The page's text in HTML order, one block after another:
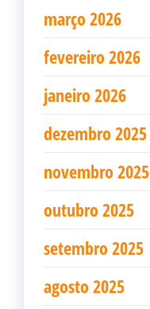
março 2026
fevereiro 2026
janeiro 2026
dezembro 2025
novembro 2025
outubro 2025
setembro 2025
agosto 2025